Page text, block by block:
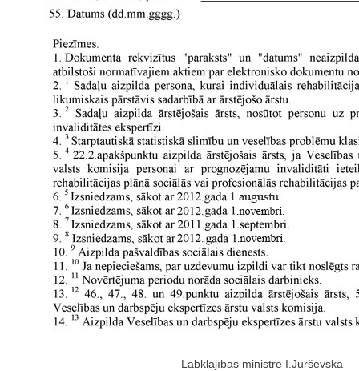
Labklājības ministre I.Jurševska